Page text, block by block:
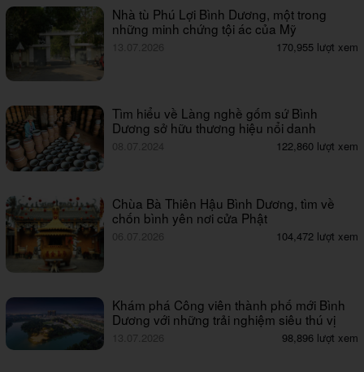
Nhà tù Phú Lợi Bình Dương, một trong
những minh chứng tội ác của Mỹ
13.07.2026 170,955 lượt xem
Tìm hiểu về Làng nghề gốm sứ Bình
Dương sở hữu thương hiệu nổi danh
08.07.2024 122,860 lượt xem
Chùa Bà Thiên Hậu Bình Dương, tìm về
chốn bình yên nơi cửa Phật
06.07.2026 104,472 lượt xem
Khám phá Công viên thành phố mới Bình
Dương với những trải nghiệm siêu thú vị
13.07.2026 98,896 lượt xem